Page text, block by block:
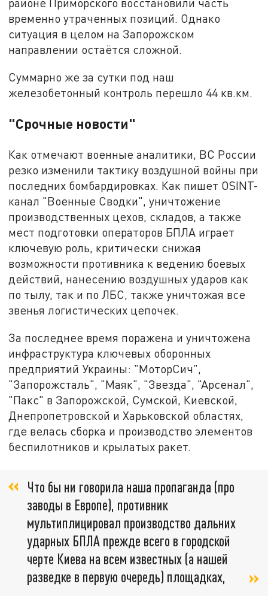
районе Приморского восстановили часть
временно утраченных позиций. Однако
ситуация в целом на Запорожском
направлении остаётся сложной.
Суммарно же за сутки под наш
железобетонный контроль перешло 44 кв.км.
"Срочные новости"
Как отмечают военные аналитики, ВС России
резко изменили тактику воздушной войны при
последних бомбардировках. Как пишет OSINT-
канал "Военные Сводки", уничтожение
производственных цехов, складов, а также
мест подготовки операторов БПЛА играет
ключевую роль, критически снижая
возможности противника к ведению боевых
действий, нанесению воздушных ударов как
по тылу, так и по ЛБС, также уничтожая все
звенья логистических цепочек.
За последнее время поражена и уничтожена
инфраструктура ключевых оборонных
предприятий Украины: "МоторСич",
"Запорожсталь", "Маяк", "Звезда", "Арсенал",
"Пакс" в Запорожской, Сумской, Киевской,
Днепропетровской и Харьковской областях,
где велась сборка и производство элементов
беспилотников и крылатых ракет.
Что бы ни говорила наша пропаганда (про
заводы в Европе), противник
мультиплицировал производство дальних
ударных БПЛА прежде всего в городской
черте Киева на всем известных (а нашей
разведке в первую очередь) площадках,